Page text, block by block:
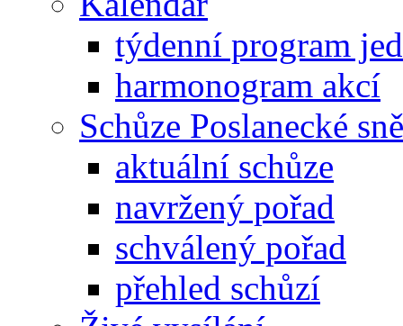
týdenní program
harmonogram akcí
Schůze Poslanecké
aktuální schůze
navržený pořad
schválený pořad
přehled schůzí